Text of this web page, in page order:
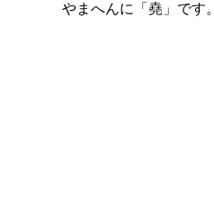
やまへんに「堯」です。